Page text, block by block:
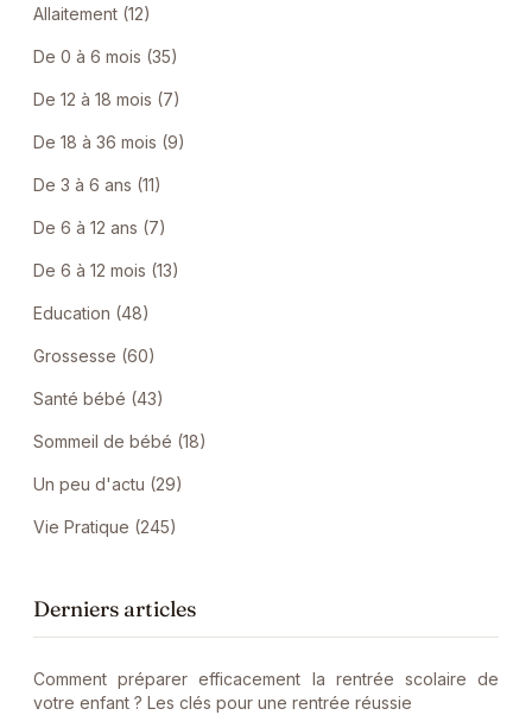
Allaitement (12)
De 0 à 6 mois (35)
De 12 à 18 mois (7)
De 18 à 36 mois (9)
De 3 à 6 ans (11)
De 6 à 12 ans (7)
De 6 à 12 mois (13)
Education (48)
Grossesse (60)
Santé bébé (43)
Sommeil de bébé (18)
Un peu d'actu (29)
Vie Pratique (245)
Derniers articles
Comment préparer efficacement la rentrée scolaire de
votre enfant ? Les clés pour une rentrée réussie